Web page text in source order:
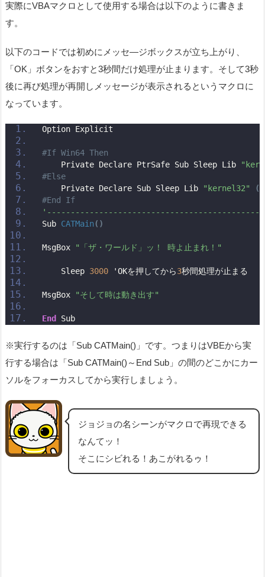
実際にVBAマクロとして使用する場合は以下のように書きま
す。
以下のコードでは初めにメッセ―ジボックスが立ち上がり、
「OK」ボタンをおすと3秒間だけ処理が止まります。そして3秒
後に再び処理が再開しメッセージが表示されるというマクロに
なっています。
Option Explicit
#If Win64 Then
    Private Declare PtrSafe Sub Sleep Lib
#Else
    Private Declare Sub Sleep Lib
"kernel32" (
#End If
Sub CATMain()
MsgBox "「ザ・ワールド」ッ！ 時よ止まれ！"
    Sleep
3000 'OKを押してから3秒間処理が止まる
MsgBox "そして時は動き出す"
End Sub
※実行するのは「Sub CATMain()」です。つまりはVBEから実
行する場合は「Sub CATMain()～End Sub」の間のどこかにカー
ソルをフォーカスしてから実行しましょう。
ジョジョの名シーンがマクロで再現できる
なんてッ！
そこにシビれる！あこがれるゥ！